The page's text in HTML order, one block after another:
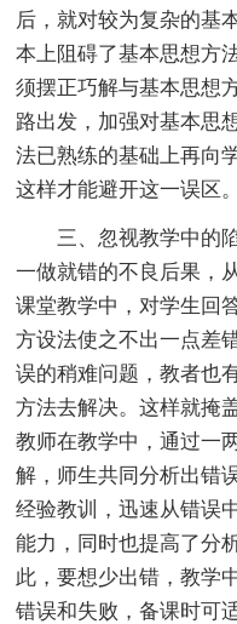
后，就对较为复杂的基
本上阻碍了基本思想方
须摆正巧解与基本思想
路出发，加强对基本思
法已熟练的基础上再向
这样才能避开这一误区。
三、忽视教学中的陷
一做就错的不良后果，
课堂教学中，对学生回
方设法使之不出一点差
误的稍难问题，教者也
方法去解决。这样就掩
教师在教学中，通过一
解，师生共同分析出错
经验教训，迅速从错误
能力，同时也提高了分
此，要想少出错，教学
错误和失败，备课时可